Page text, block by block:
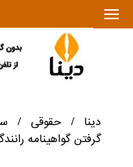
|||
دینا / حقوقی /
گرفتن گواهینامه